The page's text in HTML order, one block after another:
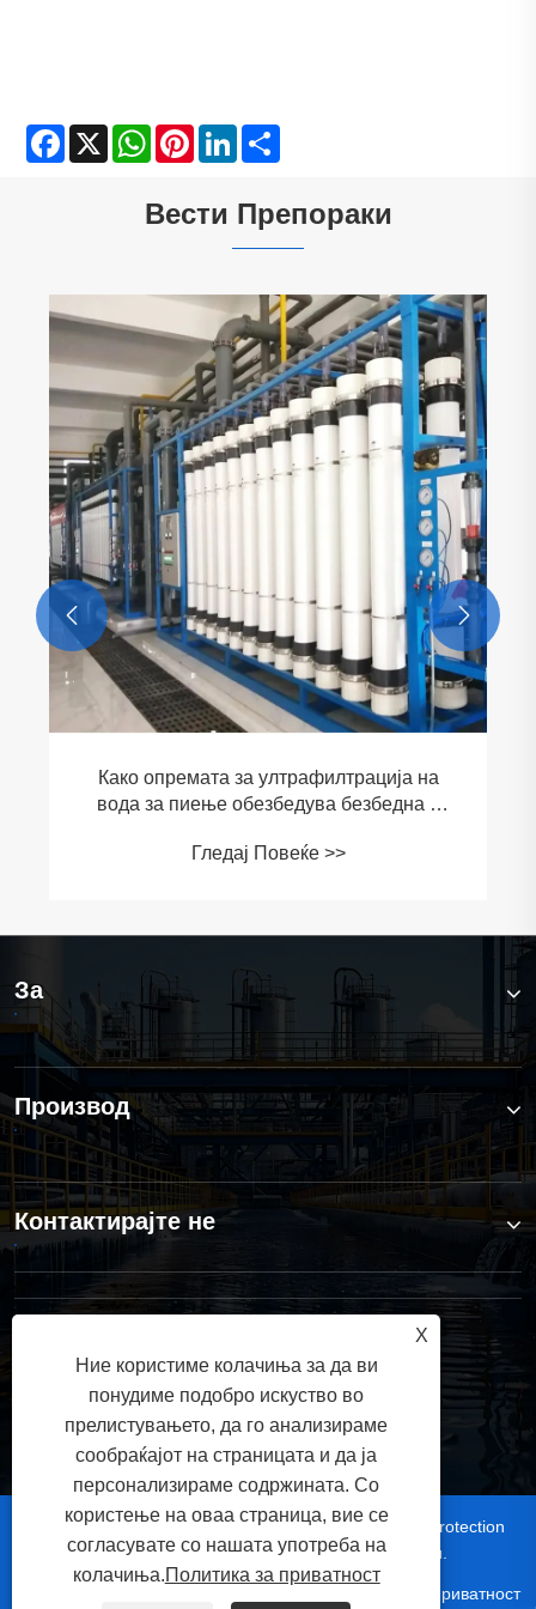
Facebook
X WhatsApp
PinterestLinkedIn
Вести Препораки
Како опремата за ултрафилтрација на
вода за пиење обезбедува безбедна и
Гледај Повеќе >>
 
За
Производ
Контактирајте не
Авторски права © 2025 Wuxi Jingbo Environmental Protection
Technology Co., Ltd. Сите права се задржани.
Политика за приватност
X
Ние користиме колачиња за да ви
понудиме подобро искуство во
прелистувањето, да го анализираме
сообраќајот на страницата и да ја
персонализираме содржината. Со
користење на оваа страница, вие се
согласувате со нашата употреба на
колачиња.Политика за приватност